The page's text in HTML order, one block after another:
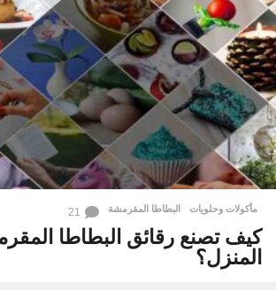
مأكولات وحلويات البطاطا المقرمشة 21
كيف تصنع رقائق البطاطا
المنزل؟